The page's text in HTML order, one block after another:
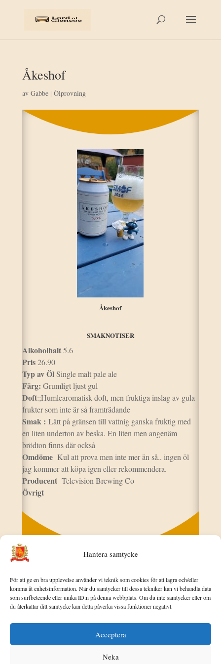
Hantera samtycke
För att ge en bra upplevelse använder vi teknik som cookies för att lagra och/eller
komma åt enhetsinformation. När du samtycker till dessa tekniker kan vi behandla data
som surfbeteende eller unika ID:n på denna webbplats. Om du inte samtycker eller om
du återkallar ditt samtycke kan detta påverka vissa funktioner negativt.
Acceptera
Neka
Åkeshof
av Gabbe| Ölprovning
Åkeshof
SMAKNOTISER
Alkoholhalt5.6
Pris26.90
Typ avÖlSingle malt pale ale
Färg: Grumligt ljust gul
Doft:;Humlearomatisk doft, men fruktiga inslag av gula
frukter som inte är så framträdande
Smak : Lätt på gränsen till vattnig ganska fruktig med
en liten underton av beska. En liten men angenäm
brödton finns där också
OmdömeKul att prova men inte mer än så.. ingen öl
jag kommer att köpa igen eller rekommendera.
Producent Television Brewing Co
Övrigt